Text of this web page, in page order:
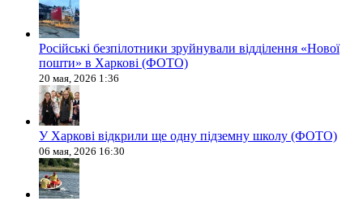
Російські безпілотники зруйнували відділення «Нової
пошти» в Харкові (ФОТО)
20 мая, 2026 1:36
У Харкові відкрили ще одну підземну школу (ФОТО)
06 мая, 2026 16:30